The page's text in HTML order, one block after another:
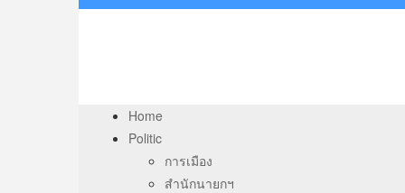
Home
Politic
การเมือง
สำนักนายกฯ